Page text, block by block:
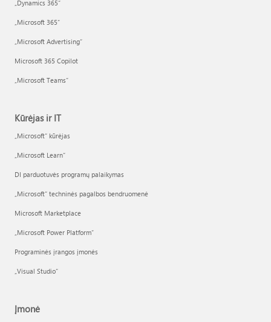
„Dynamics 365“
„Microsoft 365“
„Microsoft Advertising“
Microsoft 365 Copilot
„Microsoft Teams“
Kūrėjas ir IT
„Microsoft“ kūrėjas
„Microsoft Learn“
DI parduotuvės programų palaikymas
„Microsoft“ techninės pagalbos bendruomenė
Microsoft Marketplace
„Microsoft Power Platform“
Programinės įrangos įmonės
„Visual Studio“
Įmonė